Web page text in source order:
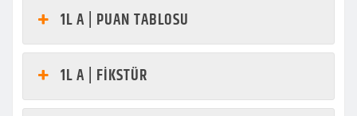
1L A | PUAN TABLOSU
1L A | FİKSTÜR